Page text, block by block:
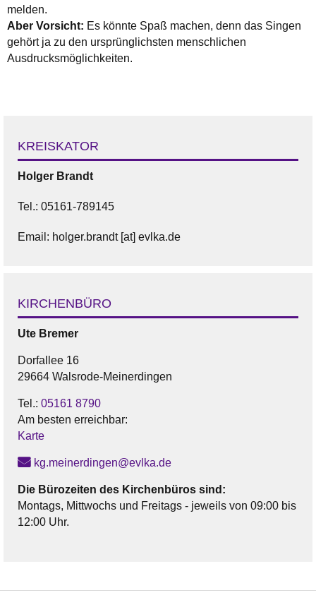
melden.
Aber Vorsicht: Es könnte Spaß machen, denn das Singen
gehört ja zu den ursprünglichsten menschlichen
Ausdrucksmöglichkeiten.
KREISKATOR
Holger Brandt
Tel.: 05161-789145
Email: holger.brandt [at] evlka.de
KIRCHENBÜRO
Ute Bremer
Dorfallee 16
29664 Walsrode-Meinerdingen
Tel.: 05161 8790
Am besten erreichbar:
Karte
kg.meinerdingen@evlka.de
Die Bürozeiten des Kirchenbüros sind:
Montags, Mittwochs und Freitags - jeweils von 09:00 bis
12:00 Uhr.